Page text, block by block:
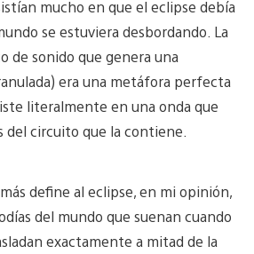
mucho en que el eclipse debía
se estuviera desbordando. La
de sonido que genera una
era una metáfora perfecta
literalmente en una onda que
del circuito que la contiene.
define al eclipse, en mi opinión,
del mundo que suenan cuando
exactamente a mitad de la